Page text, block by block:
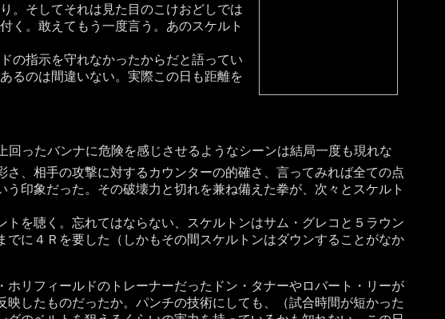
。そしてそれは見た目のこけおどしでは
く。敢えてもう一度言う。あのスケルト
の指示を守れなかったからだと語ってい
るのは間違いない。実際この日も距離を
ったバンナに危険を感じさせるようなシーンは結局一度も現れな
、相手の攻撃に対するカウンターの的確さ、言ってみれば全ての点
印象だった。その破壊力と切れを兼ね備えた拳が、次々とスケルト
を聴く。忘れてはならない、スケルトンはサム・グレコと５ラウン
に４Ｒを要した（しかもその間スケルトンはダウンすることがなか
リフィールドのトレーナーだったドン・タナーやロバート・リーが
したものだったか。パンチの技術にしても、（試合時間が短かった